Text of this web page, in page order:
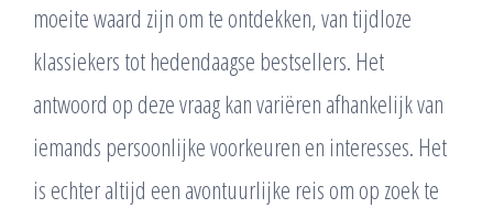
moeite waard zijn om te ontdekken, van tijdloze
klassiekers tot hedendaagse bestsellers. Het
antwoord op deze vraag kan variëren afhankelijk van
iemands persoonlijke voorkeuren en interesses. Het
is echter altijd een avontuurlijke reis om op zoek te